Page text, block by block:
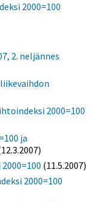
2000=100
2. neljännes
2000=100
ja
(11.5.2007)
2000=100